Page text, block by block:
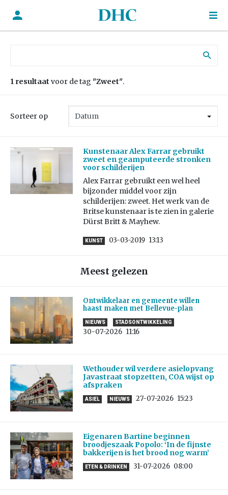
1 resultaat voor de tag "Zweet".
Sorteer op
Kunstenaar Alex Farrar gebruikt
zweet en geamputeerde stronken
voor schilderijen
Alex Farrar gebruikt een wel heel
bijzonder middel voor zijn
schilderijen: zweet. Het werk van de
Britse kunstenaar is te zien in galerie
Dürst Britt & Mayhew.
KUNST 03-03-2019 13:13
Meest gelezen
Ontwikkelaar en gemeente willen
haast maken met Bellevue-plan
NIEUWS STADSONTWIKKELING
30-07-2026 11:16
Wethouder wil verdere asielopvang
Javastraat stopzetten, COA wijst op
afspraken
ASIEL NIEUWS 27-07-2026 15:23
Eigenaren Bartine beginnen
broodjeszaak Popolo: ‘In de fijnste
bakkerijen is het brood nog warm’
ETEN & DRINKEN 31-07-2026 08:00